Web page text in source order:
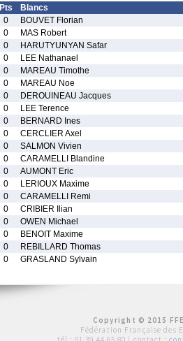
Pts
Blancs
0
BOUVET Florian
0
MAS Robert
0
HARUTYUNYAN Safar
0
LEE Nathanael
0
MAREAU Timothe
0
MAREAU Noe
0
DEROUINEAU Jacques
0
LEE Terence
0
BERNARD Ines
0
CERCLIER Axel
0
SALMON Vivien
0
CARAMELLI Blandine
0
AUMONT Eric
0
LERIOUX Maxime
0
CARAMELLI Remi
0
CRIBIER Ilian
0
OWEN Michael
0
BENOIT Maxime
0
REBILLARD Thomas
0 GRASLAND Sylvain
Copyright © 2015
Fédération Française des